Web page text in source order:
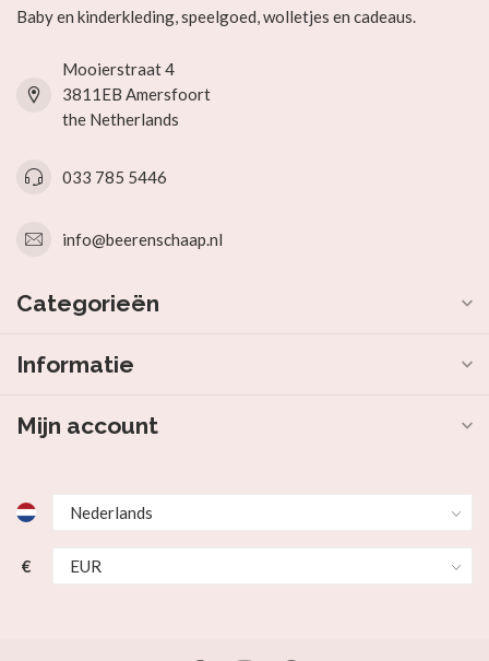
Baby en kinderkleding, speelgoed, wolletjes en cadeaus.
Mooierstraat 4
3811EB Amersfoort
the Netherlands
033 785 5446
info@beerenschaap.nl
Categorieën
Informatie
Mijn account
€